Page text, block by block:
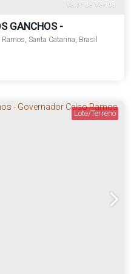
Valor de Venda
GANCHOS -
Ramos, Santa Catarina, Brasil
Lote/Terreno